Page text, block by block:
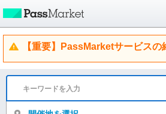
【重要】PassMarketサービスの